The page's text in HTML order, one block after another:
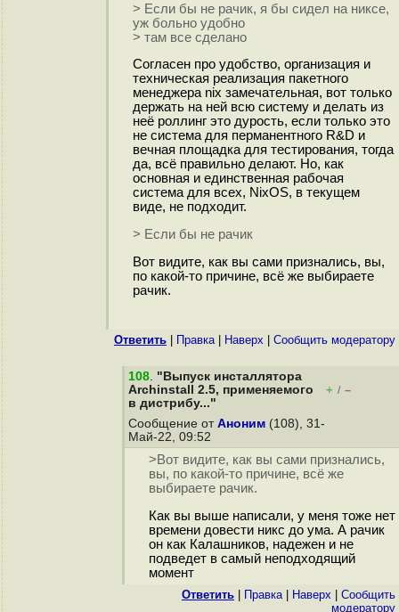
> Если бы не рачик, я бы сидел на никсе,
уж больно удобно
> там все сделано
Согласен про удобство, организация и
техническая реализация пакетного
менеджера nix замечательная, вот только
держать на ней всю систему и делать из
неё роллинг это дурость, если только это
не система для перманентного R&D и
вечная площадка для тестирования, тогда
да, всё правильно делают. Но, как
основная и единственная рабочая
система для всех, NixOS, в текущем
виде, не подходит.
> Если бы не рачик
Вот видите, как вы сами признались, вы,
по какой-то причине, всё же выбираете
рачик.
Ответить Правка| Наверх Cообщить модератору
108. "Выпуск инсталлятора
Archinstall 2.5, применяемого
в дистрибу..."
+ / –
Сообщение от Аноним (108), 31-
Май-22, 09:52
>Вот видите, как вы сами признались,
вы, по какой-то причине, всё же
выбираете рачик.
Как вы выше написали, у меня тоже нет
времени довести никс до ума. А рачик
он как Калашников, надежен и не
подведет в самый неподходящий
момент
Ответить Правка| Наверх
Cообщить
модератору